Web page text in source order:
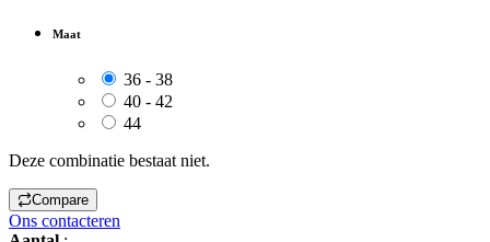
Maat
36 - 38
40 - 42
44
Deze combinatie bestaat niet.
Compare
Ons contacteren